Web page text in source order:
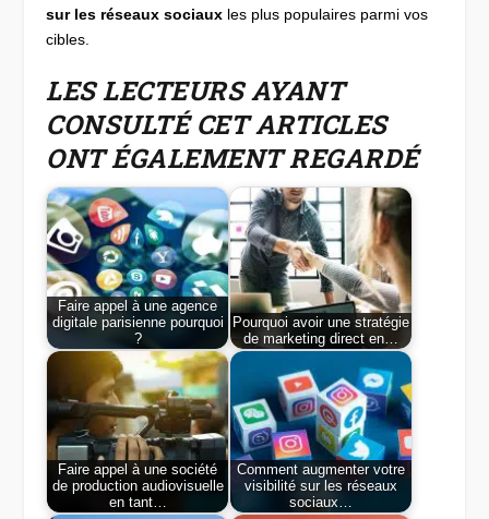
sur les réseaux sociaux les plus populaires parmi vos
cibles.
LES LECTEURS AYANT
CONSULTÉ CET ARTICLES
ONT ÉGALEMENT REGARDÉ
Faire appel à une agence
digitale parisienne pourquoi
?
Pourquoi avoir une stratégie
de marketing direct en…
Faire appel à une société
de production audiovisuelle
en tant…
Comment augmenter votre
visibilité sur les réseaux
sociaux…